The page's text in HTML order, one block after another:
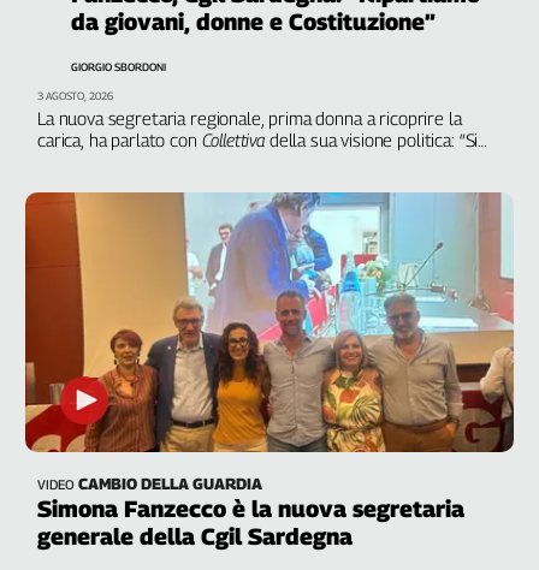
Filt
Fiom
Flai
Spi
Inca
Caaf
G8
da giovani, donne e Costituzione”
La nuova segretaria regionale, prima donna a ricoprire la
carica, ha parlato con Collettiva della sua visione politica: “Si
GIORGIO SBORDONI
3 AGOSTO, 2026
VIDEO CAMBIO DELLA GUARDIA
Simona Fanzecco è la nuova segretaria
generale della Cgil Sardegna